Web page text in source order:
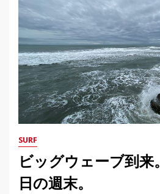
SURF
ビッグウェーブ到来
日の週末。